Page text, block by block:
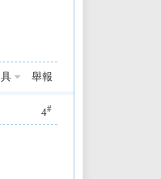
舉報
4#